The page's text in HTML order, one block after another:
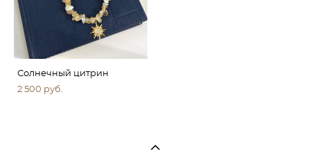
Солнечный цитрин
2 500 pуб.